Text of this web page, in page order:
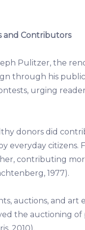
and Contributors
Pulitzer, the
through his
urging
donors did
everyday citizens.
contributing
1977).
auctions, and art
the auctioning of